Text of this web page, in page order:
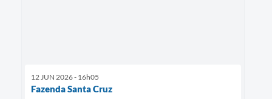
12 JUN 2026 - 16h05
Fazenda Santa Cruz